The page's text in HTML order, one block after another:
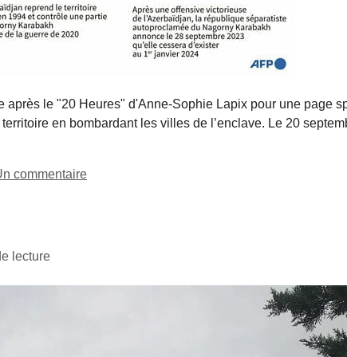
le "20 Heures" d'Anne-Sophie Lapix pour une page
en bombardant les villes de l’enclave. Le 20
commentaire
lecture